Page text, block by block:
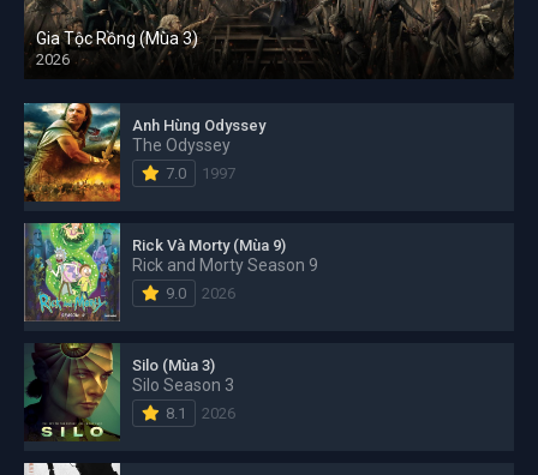
Gia Tộc Rồng (Mùa 3)
2026
Anh Hùng Odyssey
The Odyssey
7.0 1997
Rick Và Morty (Mùa 9)
Rick and Morty Season 9
9.0 2026
Silo (Mùa 3)
Silo Season 3
8.1 2026